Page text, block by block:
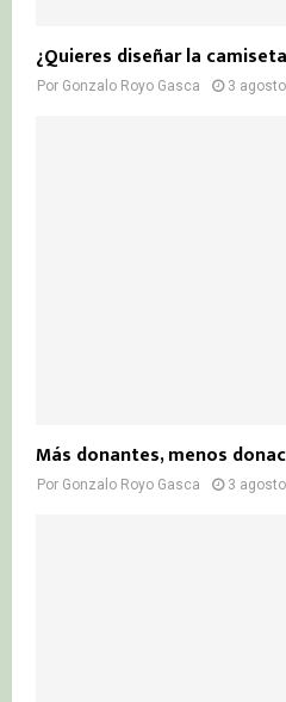
¿Quieres diseñar la
Por Gonzalo Royo Gasca 3
Más donantes, menos
Por Gonzalo Royo Gasca 3